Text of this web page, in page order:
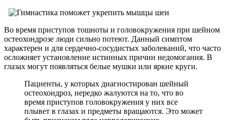
Во время приступов тошноты и головокружения при шейном
остеохондрозе люди сильно потеют. Данный симптом
характерен и для сердечно-сосудистых заболеваний, что часто
осложняет установление истинных причин недомогания. В
глазах могут появляться белые мушки или яркие круги.
Пациенты, у которых диагностирован шейный
остеохондроз, нередко жалуются на то, что во
время приступов головокружения у них все
плывет в глазах и предметы вращаются. Это может